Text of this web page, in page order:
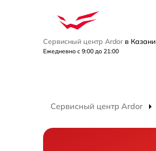
Сервисный центр Ardor в Казани
Ежедневно с 9:00 до 21:00
Сервисный центр Ardor